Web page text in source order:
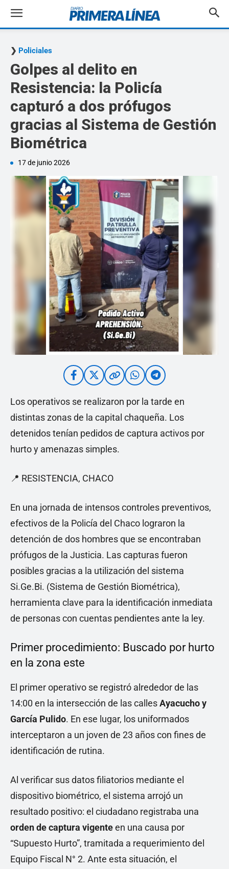
Policiales
Golpes al delito en
Resistencia: la Policía
capturó a dos prófugos
gracias al Sistema de Gestión
Biométrica
17 de junio 2026
Los operativos se realizaron por la tarde en
distintas zonas de la capital chaqueña. Los
detenidos tenían pedidos de captura activos por
hurto y amenazas simples.
📍 RESISTENCIA, CHACO
En una jornada de intensos controles preventivos,
efectivos de la Policía del Chaco lograron la
detención de dos hombres que se encontraban
prófugos de la Justicia. Las capturas fueron
posibles gracias a la utilización del sistema
Si.Ge.Bi. (Sistema de Gestión Biométrica),
herramienta clave para la identificación inmediata
de personas con cuentas pendientes ante la ley.
Primer procedimiento: Buscado por hurto
en la zona este
El primer operativo se registró alrededor de las
14:00 en la intersección de las callesAyacucho y
García Pulido. En ese lugar, los uniformados
interceptaron a un joven de 23 años con fines de
identificación de rutina.
Al verificar sus datos filiatorios mediante el
dispositivo biométrico, el sistema arrojó un
resultado positivo: el ciudadano registraba una
orden de captura vigenteen una causa por
“Supuesto Hurto”, tramitada a requerimiento del
Equipo Fiscal N° 2. Ante esta situación, el